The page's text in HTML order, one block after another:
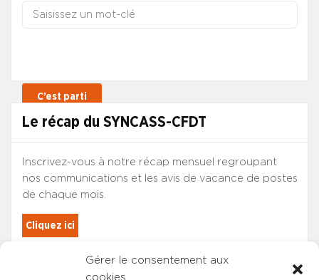
Gérer le consentement aux
cookies
Le récap du SYNCASS-CFDT
Inscrivez-vous à notre récap mensuel regroupant
nos communications et les avis de vacance de postes
de chaque mois.
Cliquez ici
Les adhérents du SYNCASS-CFDT